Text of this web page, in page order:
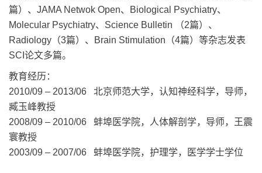
篇） 、JAMA Netwok Open、Biological Psychiatry、
Molecular Psychiatry、Science Bulletin （2篇）、
Radiology（3篇）、Brain Stimulation（4篇）等杂志发表
SCI论文多篇。
教育经历：
2010/09 – 2013/06 北京师范大学，认知神经科学，导师，
臧玉峰教授
2008/09 – 2010/06 蚌埠医学院，人体解剖学，导师，王震
寰教授
2003/09 – 2007/06 蚌埠医学院，护理学，医学学士学位